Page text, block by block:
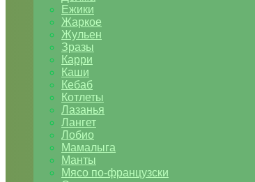
Ежики
Жаркое
Жульен
Зразы
Карри
Каши
Кебаб
Котлеты
Лазанья
Лангет
Лобио
Мамалыга
Манты
Мясо по-французски